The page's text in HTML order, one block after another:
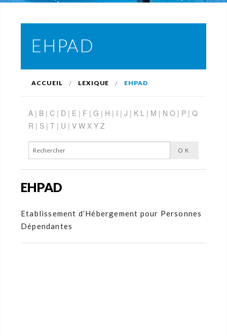
EHPAD
ACCUEIL LEXIQUE EHPAD
A | B | C | D | E | F | G | H | I | J | K L | M | N O | P | Q
R | S | T | U | V W X Y Z
EHPAD
Etablissement d’Hébergement pour Personnes
Dépendantes